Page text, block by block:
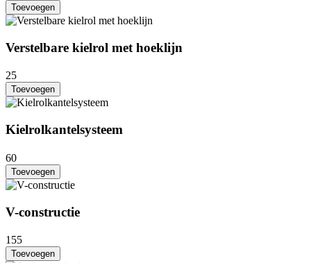
Toevoegen
Verstelbare kielrol met hoeklijn
25
Toevoegen
Kielrolkantelsysteem
60
Toevoegen
V-constructie
155
Toevoegen